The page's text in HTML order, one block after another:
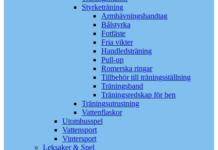
Styrketräning
Armhävningshandtag
Bålstyrka
Fotfäste
Fria vikter
Handledsträning
Pull-up
Romerska ringar
Tillbehör till träningsställning
Träningsband
Träningsredskap för ben
Träningsutrustning
Vattenflaskor
Utomhusspel
Vattensport
Vintersport
Leksaker & Spel